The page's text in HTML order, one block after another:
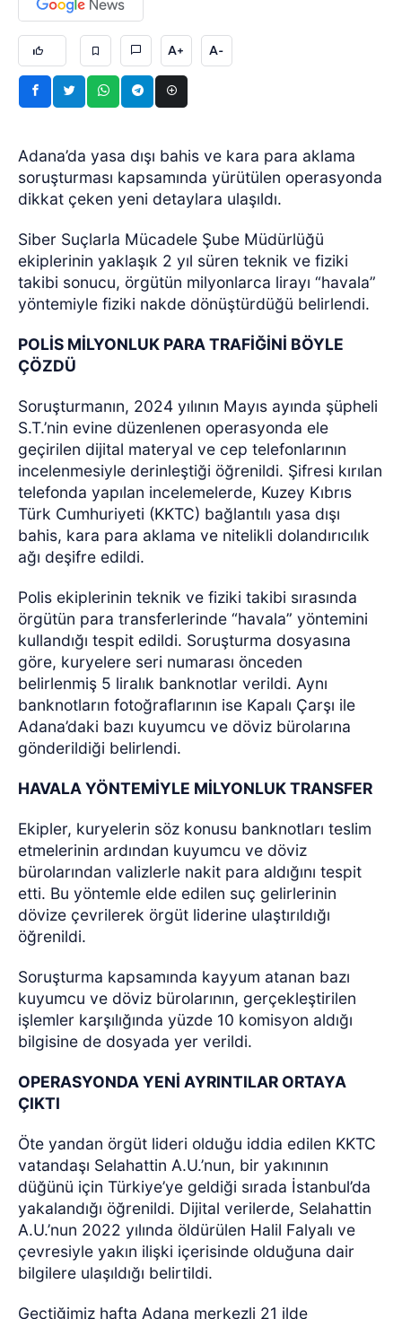
A+ A-
Adana’da yasa dışı bahis ve kara para aklama
soruşturması kapsamında yürütülen operasyonda
dikkat çeken yeni detaylara ulaşıldı.
Siber Suçlarla Mücadele Şube Müdürlüğü
ekiplerinin yaklaşık 2 yıl süren teknik ve fiziki
takibi sonucu, örgütün milyonlarca lirayı “havala”
yöntemiyle fiziki nakde dönüştürdüğü belirlendi.
POLİS MİLYONLUK PARA TRAFİĞİNİ BÖYLE
ÇÖZDÜ
Soruşturmanın, 2024 yılının Mayıs ayında şüpheli
S.T.’nin evine düzenlenen operasyonda ele
geçirilen dijital materyal ve cep telefonlarının
incelenmesiyle derinleştiği öğrenildi. Şifresi kırılan
telefonda yapılan incelemelerde, Kuzey Kıbrıs
Türk Cumhuriyeti (KKTC) bağlantılı yasa dışı
bahis, kara para aklama ve nitelikli dolandırıcılık
ağı deşifre edildi.
Polis ekiplerinin teknik ve fiziki takibi sırasında
örgütün para transferlerinde “havala” yöntemini
kullandığı tespit edildi. Soruşturma dosyasına
göre, kuryelere seri numarası önceden
belirlenmiş 5 liralık banknotlar verildi. Aynı
banknotların fotoğraflarının ise Kapalı Çarşı ile
Adana’daki bazı kuyumcu ve döviz bürolarına
gönderildiği belirlendi.
HAVALA YÖNTEMİYLE MİLYONLUK TRANSFER
Ekipler, kuryelerin söz konusu banknotları teslim
etmelerinin ardından kuyumcu ve döviz
bürolarından valizlerle nakit para aldığını tespit
etti. Bu yöntemle elde edilen suç gelirlerinin
dövize çevrilerek örgüt liderine ulaştırıldığı
öğrenildi.
Soruşturma kapsamında kayyum atanan bazı
kuyumcu ve döviz bürolarının, gerçekleştirilen
işlemler karşılığında yüzde 10 komisyon aldığı
bilgisine de dosyada yer verildi.
OPERASYONDA YENİ AYRINTILAR ORTAYA
ÇIKTI
Öte yandan örgüt lideri olduğu iddia edilen KKTC
vatandaşı Selahattin A.U.’nun, bir yakınının
düğünü için Türkiye’ye geldiği sırada İstanbul’da
yakalandığı öğrenildi. Dijital verilerde, Selahattin
A.U.’nun 2022 yılında öldürülen Halil Falyalı ve
çevresiyle yakın ilişki içerisinde olduğuna dair
bilgilere ulaşıldığı belirtildi.
Geçtiğimiz hafta Adana merkezli 21 ilde